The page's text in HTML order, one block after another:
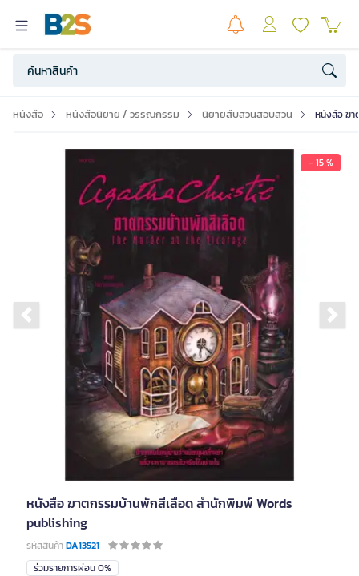
หนังสือ หนังสือนิยาย / วรรณกรรม นิยายสืบสวนสอบสวน หนังสือ ฆ
- 15 %
Previous slide
หนังสือ ฆาตกรรมบ้านพักสีเลือด สำนักพิมพ์ Words
publishing
รหัสสินค้าDA13521
ร่วมรายการผ่อน 0%